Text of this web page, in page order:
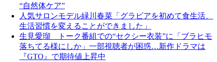
“自然体ケア”
人気サロンモデル緑川春菜「グラビアを初めて食生活、
生活習慣を変えることができました」
生見愛瑠 トーク番組での“セクシー衣装”に「ブラヒモ
落ちてる様にしか」一部視聴者が困惑…新作ドラマは
『GTO』で期待値上昇中